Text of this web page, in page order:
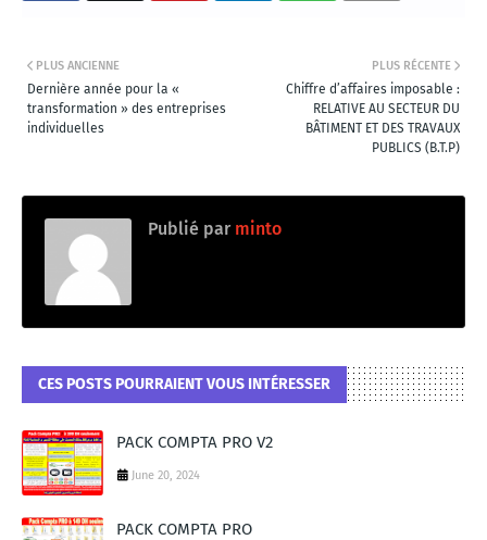
PLUS RÉCENTE
Chiffre d’affaires imposable :
RELATIVE AU SECTEUR DU
BÂTIMENT ET DES TRAVAUX
PUBLICS (B.T.P)
PLUS ANCIENNE
Dernière année pour la «
transformation » des entreprises
individuelles
Publié par minto
CES POSTS POURRAIENT VOUS INTÉRESSER
PACK COMPTA PRO V2
June 20, 2024
PACK COMPTA PRO